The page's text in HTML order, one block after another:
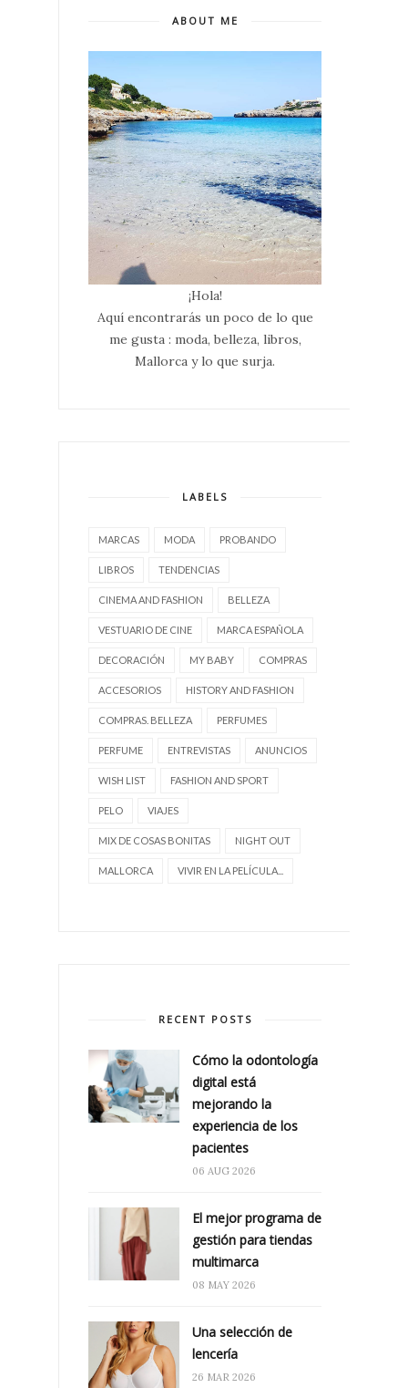
ABOUT ME
¡Hola!
Aquí encontrarás un poco de lo que
me gusta : moda, belleza, libros,
Mallorca y lo que surja.
LABELS
MARCAS MODA PROBANDO
LIBROS TENDENCIAS
CINEMA AND FASHION BELLEZA
VESTUARIO DE CINE MARCA ESPAÑOLA
DECORACIÓN MY BABY COMPRAS
ACCESORIOS HISTORY AND FASHION
COMPRAS. BELLEZA PERFUMES
PERFUME ENTREVISTAS ANUNCIOS
WISH LIST FASHION AND SPORT
PELO VIAJES
MIX DE COSAS BONITAS NIGHT OUT
MALLORCA VIVIR EN LA PELÍCULA...
RECENT POSTS
Cómo la odontología
digital está
mejorando la
experiencia de los
pacientes
06 AUG 2026
El mejor programa de
gestión para tiendas
multimarca
08 MAY 2026
Una selección de
lencería
26 MAR 2026